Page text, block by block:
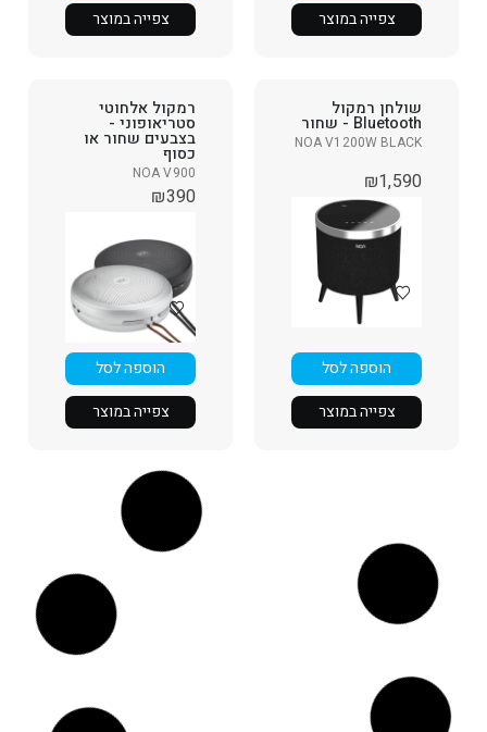
צפייה במוצר
צפייה במוצר
שולחן רמקול
Bluetooth - שחור
NOA V1200W BLACK
₪1,590
הוספה לסל
צפייה במוצר
רמקול אלחוטי
סטריאופוני -
בצבעים שחור או
כסוף
NOA V900
₪390
הוספה לסל
צפייה במוצר